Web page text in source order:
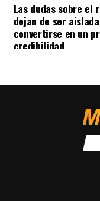
Las dudas sobre el
dejan de ser
convertirse en un
credibilidad